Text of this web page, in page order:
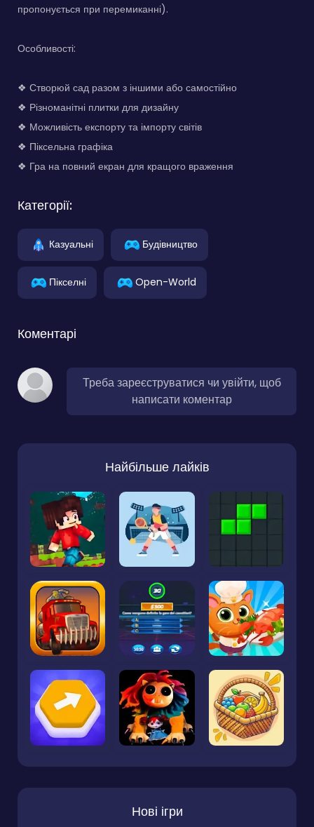
пропонується при перемиканні).
Особливості:
❖ Створюй сад разом з іншими або самостійно
❖ Різноманітні плитки для дизайну
❖ Можливість експорту та імпорту світів
❖ Піксельна графіка
❖ Гра на повний екран для кращого враження
Категорії:
Казуальні Будівництво
Пікселні Open-World
Коментарі
Треба зареєструватися чи увійти, щоб
написати коментар
Найбільше лайків
Нові ігри